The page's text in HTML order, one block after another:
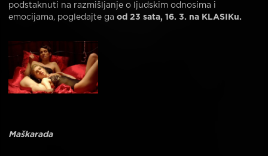
podstaknuti na razmišljanje o ljudskim odnosima i
emocijama, pogledajte ga od 23 sata, 16. 3. na KLASIKu.
Maškarada